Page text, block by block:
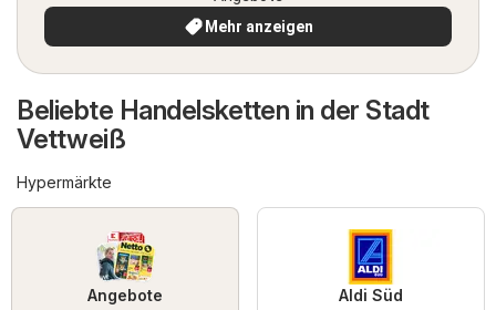
Mehr anzeigen
Beliebte Handelsketten in der Stadt
Vettweiß
Hypermärkte
Angebote Aldi Süd